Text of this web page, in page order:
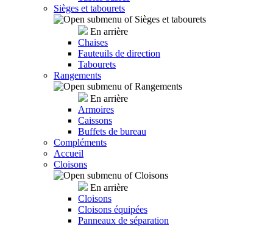
Sièges et tabourets
En arrière
Chaises
Fauteuils de direction
Tabourets
Rangements
En arrière
Armoires
Caissons
Buffets de bureau
Compléments
Accueil
Cloisons
En arrière
Cloisons
Cloisons équipées
Panneaux de séparation